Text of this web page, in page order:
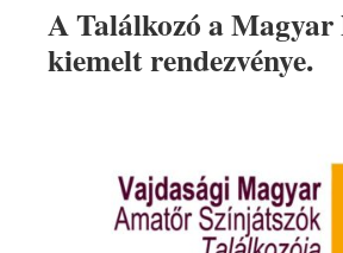
A Találkozó a Magyar
kiemelt rendezvénye.